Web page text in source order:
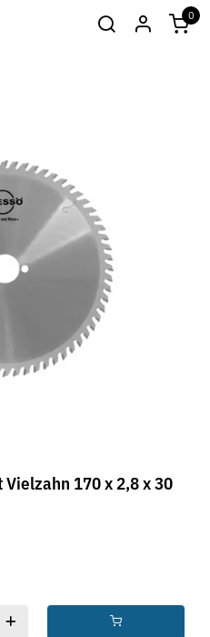
0
170 x 2,8 x 30